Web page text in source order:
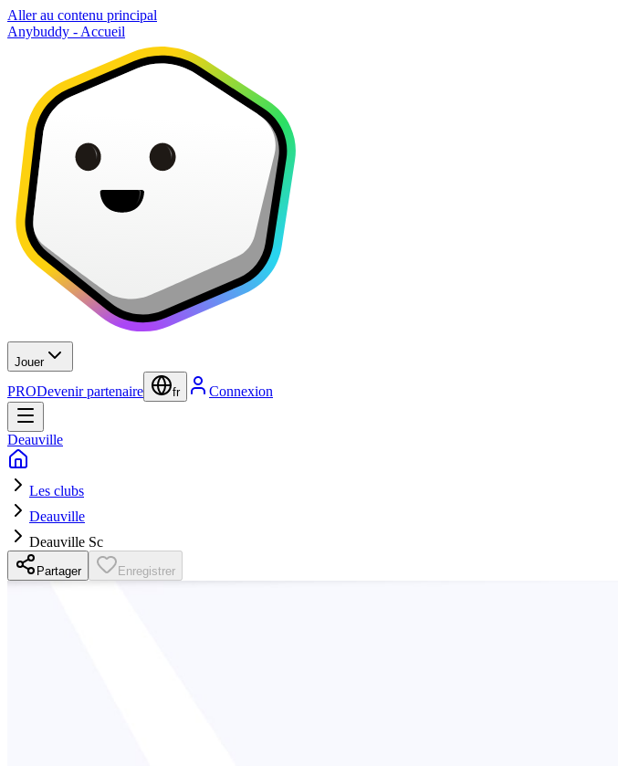
Aller au contenu principal
Anybuddy - Accueil
Jouer
PRODevenir partenaire fr Connexion
Deauville
Les clubs
Deauville
Deauville Sc
Partager Enregistrer